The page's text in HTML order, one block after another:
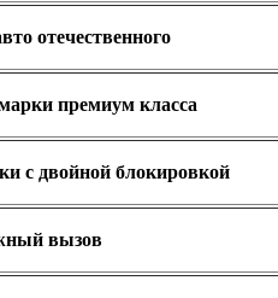
отечественного
премиум класса
с двойной блокировкой
вызов